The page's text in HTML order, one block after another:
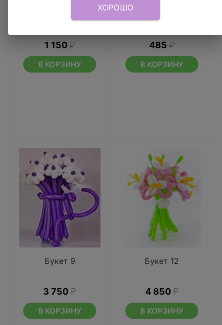
розой
1 150 ₽
В КОРЗИНУ
сердечком
485 ₽
В КОРЗИНУ
Букет 9
3 750 ₽
В КОРЗИНУ
Букет 12
4 850 ₽
В КОРЗИНУ
ХОРОШО